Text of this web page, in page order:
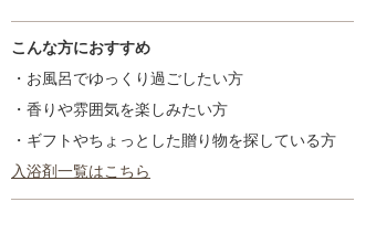
こんな方におすすめ
・お風呂でゆっくり過ごしたい方
・香りや雰囲気を楽しみたい方
・ギフトやちょっとした贈り物を探している方
入浴剤一覧はこちら